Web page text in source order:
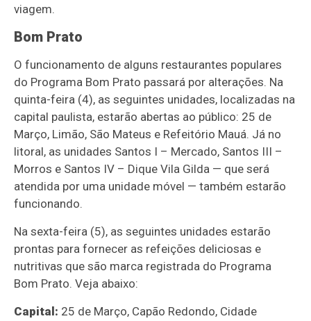
viagem.
Bom Prato
O funcionamento de alguns restaurantes populares
do Programa Bom Prato passará por alterações. Na
quinta-feira (4), as seguintes unidades, localizadas na
capital paulista, estarão abertas ao público: 25 de
Março, Limão, São Mateus e Refeitório Mauá. Já no
litoral, as unidades Santos I – Mercado, Santos III –
Morros e Santos IV – Dique Vila Gilda — que será
atendida por uma unidade móvel — também estarão
funcionando.
Na sexta-feira (5), as seguintes unidades estarão
prontas para fornecer as refeições deliciosas e
nutritivas que são marca registrada do Programa
Bom Prato. Veja abaixo:
Capital: 25 de Março, Capão Redondo, Cidade